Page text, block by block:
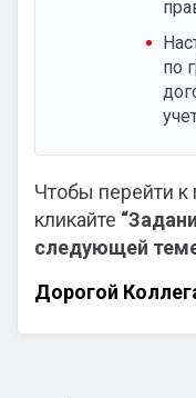
по
Чтобы перейти
кликайте
следующей
Дорогой